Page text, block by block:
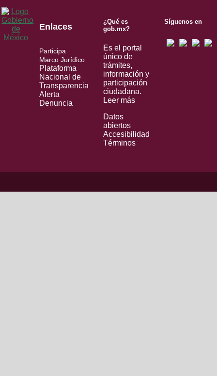
Enlaces
Participa
Marco Jurídico
Plataforma
Nacional de
Transparencia
Alerta
Denuncia
¿Qué es
gob.mx?
Es el portal
único de
trámites,
información y
participación
ciudadana.
Leer más
Datos
abiertos
Accesibilidad
Términos
Síguenos en